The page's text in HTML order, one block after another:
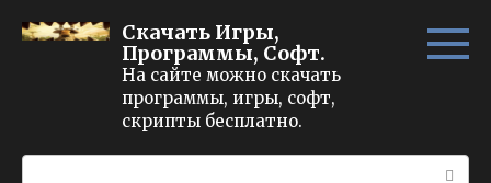
Скачать Игры,
Программы, Софт.
На сайте можно скачать
программы, игры, софт,
скрипты бесплатно.